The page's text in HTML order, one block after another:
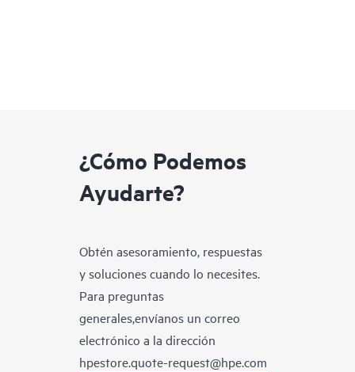
¿Cómo Podemos
Ayudarte?
Obtén asesoramiento, respuestas
y soluciones cuando lo necesites.
Para preguntas
generales,envíanos un correo
electrónico a la dirección
hpestore.quote-request@hpe.com